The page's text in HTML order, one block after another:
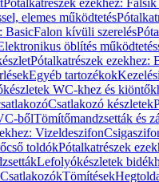
Pótalkatrészek ezekhez: Falsík
elemes működtetés
BasicFalon kívüli szerelés
öblítés
Pótalkatrészek ezekhez:
Egyéb tartozékok
WC-khez és
Csatlakozó készletek
bőlTömítőmandzsetták és
Vizeldeszifon
toldókPótalkatrészek
Lefolyókészletek
CsatlakozókTömítések